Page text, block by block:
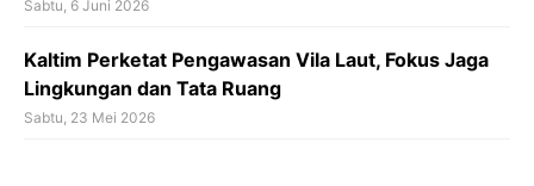
Sabtu, 6 Juni 2026
Kaltim Perketat Pengawasan Vila Laut, Fokus Jaga
Lingkungan dan Tata Ruang
Sabtu, 23 Mei 2026